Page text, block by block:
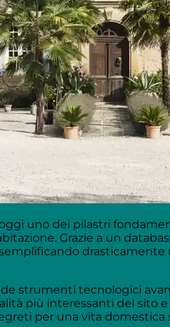
uno dei pilastri
Grazie a un
strumenti tecnologici
più interessanti del sito
per una vita